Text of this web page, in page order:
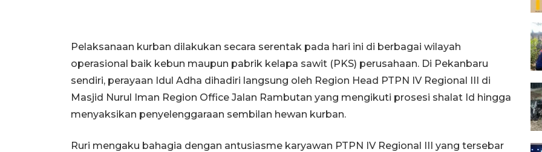
Pelaksanaan kurban dilakukan secara serentak pada hari ini di berbagai wilayah
operasional baik kebun maupun pabrik kelapa sawit (PKS) perusahaan. Di Pekanbaru
sendiri, perayaan Idul Adha dihadiri langsung oleh Region Head PTPN IV Regional III di
Masjid Nurul Iman Region Office Jalan Rambutan yang mengikuti prosesi shalat Id hingga
menyaksikan penyelenggaraan sembilan hewan kurban.
Ruri mengaku bahagia dengan antusiasme karyawan PTPN IV Regional III yang tersebar